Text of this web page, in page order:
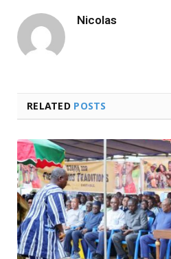
Nicolas
RELATED POSTS